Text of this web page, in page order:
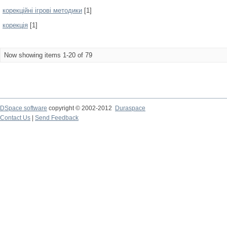
корекційні ігрові методики [1]
корекція [1]
Now showing items 1-20 of 79
DSpace software copyright © 2002-2012
Duraspace
Contact Us
Send Feedback